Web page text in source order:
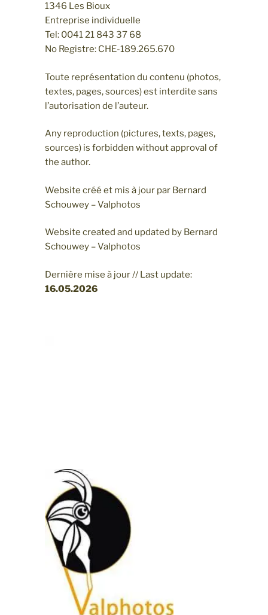
1346 Les Bioux
Entreprise individuelle
Tel: 0041 21 843 37 68
No Registre: CHE-189.265.670
Toute représentation du contenu (photos,
textes, pages, sources) est interdite sans
l’autorisation de l’auteur.
Any reproduction (pictures, texts, pages,
sources) is forbidden without approval of
the author.
Website créé et mis à jour par Bernard
Schouwey – Valphotos
Website created and updated by Bernard
Schouwey – Valphotos
Dernière mise à jour // Last update:
16.05.2026